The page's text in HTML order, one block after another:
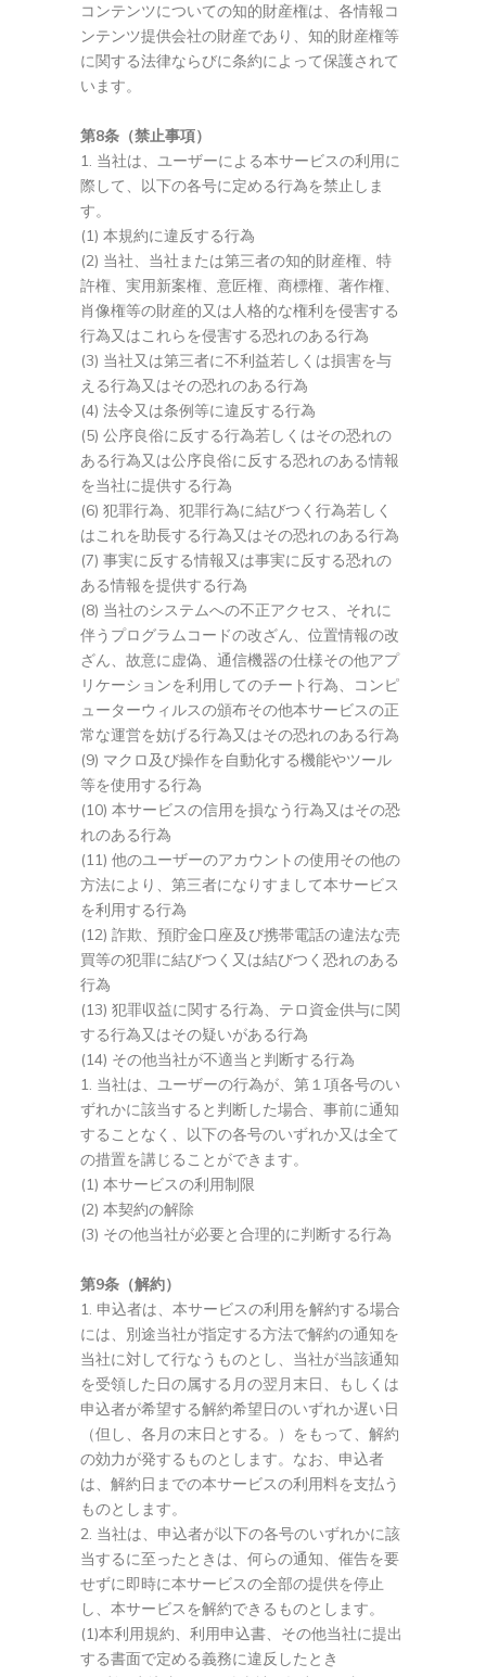
コンテンツについての知的財産権は、各情報コ
ンテンツ提供会社の財産であり、知的財産権等
に関する法律ならびに条約によって保護されて
います。
第8条（禁止事項）
当社は、ユーザーによる本サービスの利用に
際して、以下の各号に定める行為を禁止しま
す。
(1) 本規約に違反する行為
(2) 当社、当社または第三者の知的財産権、特
許権、実用新案権、意匠権、商標権、著作権、
肖像権等の財産的又は人格的な権利を侵害する
行為又はこれらを侵害する恐れのある行為
(3) 当社又は第三者に不利益若しくは損害を与
える行為又はその恐れのある行為
(4) 法令又は条例等に違反する行為
(5) 公序良俗に反する行為若しくはその恐れの
ある行為又は公序良俗に反する恐れのある情報
を当社に提供する行為
(6) 犯罪行為、犯罪行為に結びつく行為若しく
はこれを助長する行為又はその恐れのある行為
(7) 事実に反する情報又は事実に反する恐れの
ある情報を提供する行為
(8) 当社のシステムへの不正アクセス、それに
伴うプログラムコードの改ざん、位置情報の改
ざん、故意に虚偽、通信機器の仕様その他アプ
リケーションを利用してのチート行為、コンピ
ューターウィルスの頒布その他本サービスの正
常な運営を妨げる行為又はその恐れのある行為
(9) マクロ及び操作を自動化する機能やツール
等を使用する行為
(10) 本サービスの信用を損なう行為又はその恐
れのある行為
(11) 他のユーザーのアカウントの使用その他の
方法により、第三者になりすまして本サービス
を利用する行為
(12) 詐欺、預貯金口座及び携帯電話の違法な売
買等の犯罪に結びつく又は結びつく恐れのある
行為
(13) 犯罪収益に関する行為、テロ資金供与に関
する行為又はその疑いがある行為
(14) その他当社が不適当と判断する行為
当社は、ユーザーの行為が、第１項各号のい
ずれかに該当すると判断した場合、事前に通知
することなく、以下の各号のいずれか又は全て
の措置を講じることができます。
(1) 本サービスの利用制限
(2) 本契約の解除
(3) その他当社が必要と合理的に判断する行為
第9条（解約）
申込者は、本サービスの利用を解約する場合
には、別途当社が指定する方法で解約の通知を
当社に対して行なうものとし、当社が当該通知
を受領した日の属する月の翌月末日、もしくは
申込者が希望する解約希望日のいずれか遅い日
（但し、各月の末日とする。）をもって、解約
の効力が発するものとします。なお、申込者
は、解約日までの本サービスの利用料を支払う
ものとします。
当社は、申込者が以下の各号のいずれかに該
当するに至ったときは、何らの通知、催告を要
せずに即時に本サービスの全部の提供を停止
し、本サービスを解約できるものとします。
(1)本利用規約、利用申込書、その他当社に提出
する書面で定める義務に違反したとき